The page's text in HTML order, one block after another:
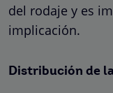
del rodaje y es
implicación.
Distribución de